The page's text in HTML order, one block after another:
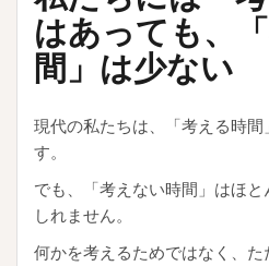
はあっても、
間」は少ない
現代の私たちは、「考える時
す。
でも、「考えない時間」はほ
しれません。
何かを考えるためではなく、た